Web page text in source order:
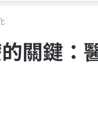
關鍵：